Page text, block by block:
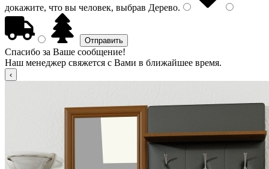
докажите, что вы человек, выбрав Дерево.
Спасибо за Ваше сообщение!
Наш менеджер свяжется с Вами в ближайшее время.